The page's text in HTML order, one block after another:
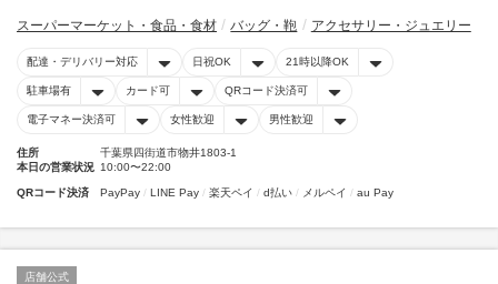
スーパーマーケット・食品・食材 バッグ・鞄 アクセサリー・ジュエリー
配達・デリバリー対応 日祝OK 21時以降OK
駐車場有 カード可 QRコード決済可
電子マネー決済可 女性歓迎 男性歓迎
住所
千葉県四街道市物井1803-1
本日の営業状況 10:00〜22:00
QRコード決済 PayPay LINE Pay 楽天ペイ d払い メルペイ au Pay
店舗公式